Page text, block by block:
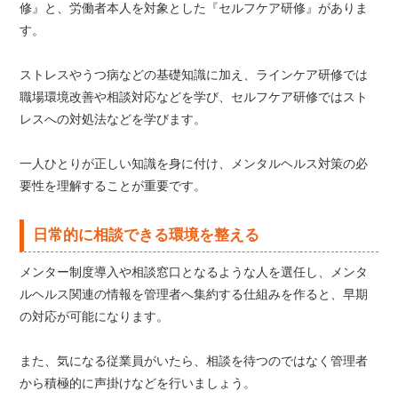
修』と、労働者本人を対象とした『セルフケア研修』がありま
す。
ストレスやうつ病などの基礎知識に加え、ラインケア研修では
職場環境改善や相談対応などを学び、セルフケア研修ではスト
レスへの対処法などを学びます。
一人ひとりが正しい知識を身に付け、メンタルヘルス対策の必
要性を理解することが重要です。
日常的に相談できる環境を整える
メンター制度導入や相談窓口となるような人を選任し、メンタ
ルヘルス関連の情報を管理者へ集約する仕組みを作ると、早期
の対応が可能になります。
また、気になる従業員がいたら、相談を待つのではなく管理者
から積極的に声掛けなどを行いましょう。